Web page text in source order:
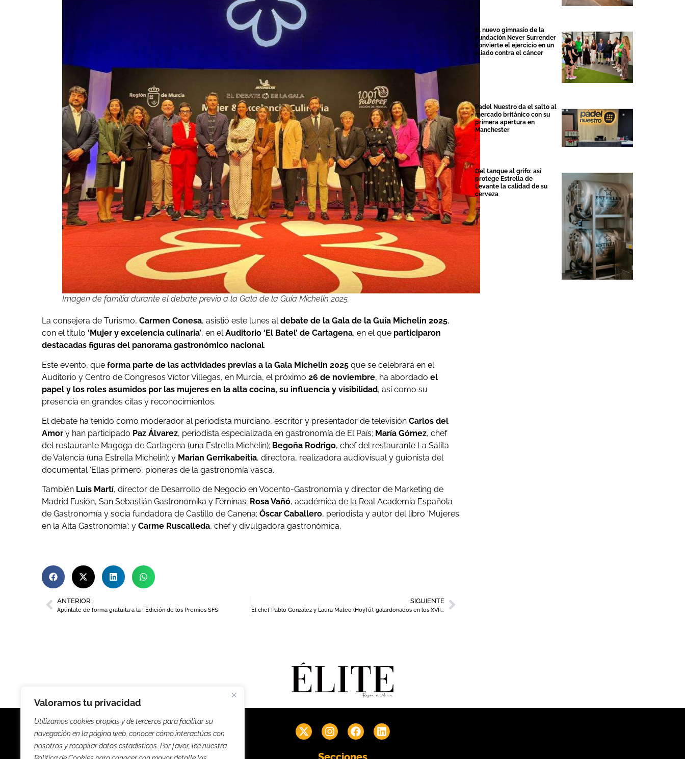
Valoramos tu privacidad
Utilizamos cookies propias y de terceros para facilitar su
navegación en la página web, conocer cómo interactúas con
nosotros y recopilar datos estadísticos. Por favor, lee nuestra
Imagen de familia durante el debate previo a la Gala de la Guía Michelín 2025.
La consejera de Turismo, Carmen Conesa, asistió este lunes aldebate de la Gala de la Guía Michelin 2025,
con el título ‘Mujer y excelencia culinaria’, en elAuditorio ‘El Batel’ de Cartagena, en el que participaron
destacadas figuras del panorama gastronómico nacional.
Este evento, que forma parte de las actividades previas a la Gala Michelin 2025 que se celebrará en el
Auditorio y Centro de Congresos Víctor Villegas, en Murcia, el próximo 26 de noviembre, ha abordado el
papel y los roles asumidos por las mujeres en la alta cocina, su influencia y visibilidad, así como su
presencia en grandes citas y reconocimientos.
El debate ha tenido como moderador al periodista murciano, escritor y presentador de televisión Carlos del
Amor y han participado Paz Álvarez, periodista especializada en gastronomía de El País; María Gómez, chef
del restaurante Magoga de Cartagena (una Estrella Michelin); Begoña Rodrigo, chef del restaurante La Salita
de Valencia (una Estrella Michelin); y Marian Gerrikabeitia, directora, realizadora audiovisual y guionista del
documental ‘Ellas primero, pioneras de la gastronomía vasca’.
También Luis Martí, director de Desarrollo de Negocio en Vocento-Gastronomía y director de Marketing de
Madrid Fusión, San Sebastián Gastronomika y Féminas; Rosa Vañó, académica de la Real Academia Española
de Gastronomía y socia fundadora de Castillo de Canena; Óscar Caballero, periodista y autor del libro ‘Mujeres
en la Alta Gastronomía’; y Carme Ruscalleda, chef y divulgadora gastronómica.
ANTERIOR
Apúntate de forma gratuita a la I Edición de los Premios SFS
SIGUIENTE
El chef Pablo González y Laura Mateo (HoyTú), galardonados en los XVIII Premios Nacionales de Hostelería
El nuevo gimnasio de la
Fundación Never Surrender
convierte el ejercicio en un
aliado contra el cáncer
Padel Nuestro da el salto al
mercado británico con su
primera apertura en
Manchester
Del tanque al grifo: así
protege Estrella de
Levante la calidad de su
cerveza